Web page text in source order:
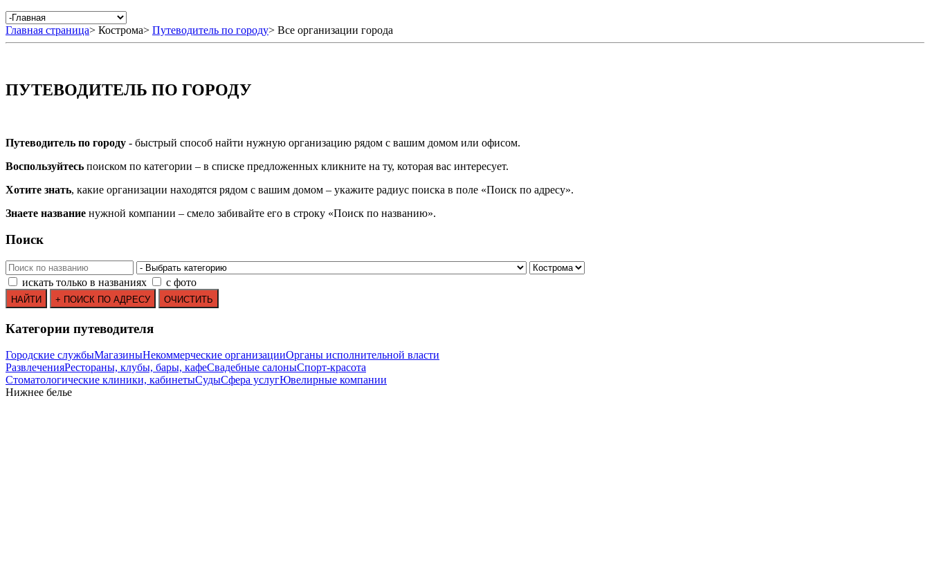
Главная страница> Кострома> Путеводитель по городу> Все организации города
ПУТЕВОДИТЕЛЬ ПО ГОРОДУ
Путеводитель по городу - быстрый способ найти нужную организацию рядом с вашим домом или офисом.
Воспользуйтесь поиском по категории – в списке предложенных кликните на ту, которая вас интересует.
Хотите знать, какие организации находятся рядом с вашим домом – укажите радиус поиска в поле «Поиск по адресу».
Знаете название нужной компании – смело забивайте его в строку «Поиск по названию».
Поиск
искать только в названиях с фото
Категории путеводителя
Городские службыМагазиныНекоммерческие организацииОрганы исполнительной власти
РазвлеченияРестораны, клубы, бары, кафеСвадебные салоныСпорт-красота
Стоматологические клиники, кабинетыСудыСфера услугЮвелирные компании
Нижнее белье